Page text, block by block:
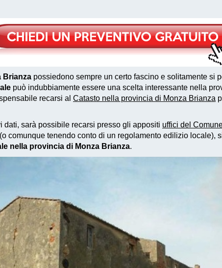
Brianza possiedono sempre un certo fascino e solitamente si
può indubbiamente essere una scelta interessante nella
recarsi al Catasto nella provincia di Monza Brianza
sarà possibile recarsi presso gli appositi uffici del
comunque tenendo conto di un regolamento edilizio locale),
nella provincia di Monza Brianza.